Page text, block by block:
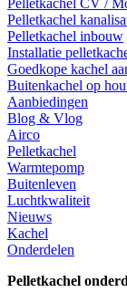
Pelletkachel CV /
Pelletkachel
Pelletkachel inbouw
Installatie
Goedkope kachel
Buitenkachel op
Aanbiedingen
Blog & Vlog
Airco
Pelletkachel
Warmtepomp
Buitenleven
Luchtkwaliteit
Nieuws
Kachel
Onderdelen
Pelletkachel